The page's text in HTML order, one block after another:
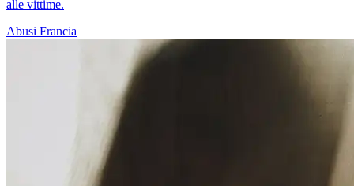
alle vittime.
Abusi Francia